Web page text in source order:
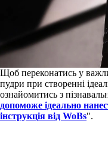
Щоб переконатись у
пудри при створенні
ознайомитись з
допоможе ідеально
інструкція від WoBs".